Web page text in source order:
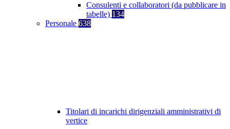
Consulenti e collaboratori (da pubblicare in
tabelle) 134
Personale 638
Titolari di incarichi dirigenziali amministrativi di
vertice